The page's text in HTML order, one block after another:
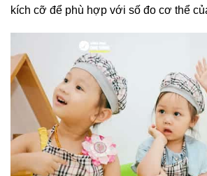
kích cỡ để phù hợp với số đo cơ thể